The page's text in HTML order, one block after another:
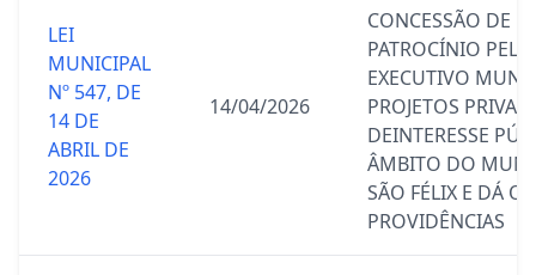
LEI
MUNICIPAL
Nº 547, DE
14 DE
ABRIL DE
2026
14/04/2026
CONCESSÃO DE
PATROCÍNIO
EXECUTIVO
PROJETOS
DEINTERESSE
ÂMBITO DO
SÃO FÉLIX E DÁ
PROVIDÊNCIAS